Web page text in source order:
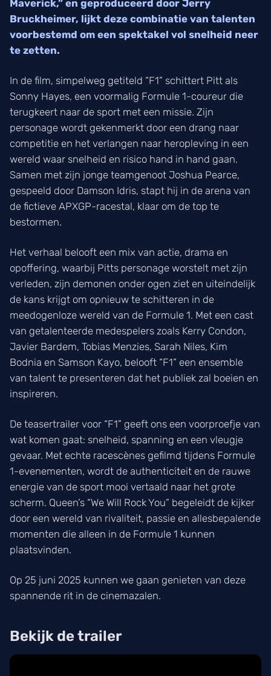
Maverick,” en geproduceerd door Jerry
Bruckheimer, lijkt deze combinatie van talenten
voorbestemd om een spektakel vol snelheid neer
te zetten.
In de film, simpelweg getiteld “F1” schittert Pitt als
Sonny Hayes, een voormalig Formule 1-coureur die
terugkeert naar de sport met een missie. Zijn
personage wordt gekenmerkt door een drang naar
competitie en het verlangen naar heropleving in een
wereld waar snelheid en risico hand in hand gaan.
Samen met zijn jonge teamgenoot Joshua Pearce,
gespeeld door Damson Idris, stapt hij in de arena van
de fictieve APXGP-racestal, klaar om de top te
bestormen.
Het verhaal belooft een mix van actie, drama en
opoffering, waarbij Pitts personage worstelt met zijn
verleden, zijn demonen onder ogen ziet en uiteindelijk
de kans krijgt om opnieuw te schitteren in de
meedogenloze wereld van de Formule 1. Met een cast
van getalenteerde medespelers zoals Kerry Condon,
Javier Bardem, Tobias Menzies, Sarah Niles, Kim
Bodnia en Samson Kayo, belooft “F1” een ensemble
van talent te presenteren dat het publiek zal boeien en
inspireren.
De teasertrailer voor “F1” geeft ons een voorproefje van
wat komen gaat: snelheid, spanning en een vleugje
gevaar. Met echte racescènes gefilmd tijdens Formule
1-evenementen, wordt de authenticiteit en de rauwe
energie van de sport mooi vertaald naar het grote
scherm. Queen’s “We Will Rock You” begeleidt de kijker
door een wereld van rivaliteit, passie en allesbepalende
momenten die alleen in de Formule 1 kunnen
plaatsvinden.
Op 25 juni 2025 kunnen we gaan genieten van deze
spannende rit in de cinemazalen.
Bekijk de trailer